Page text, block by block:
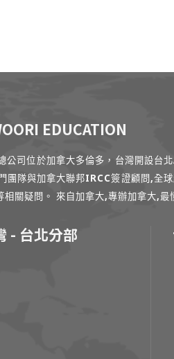
EDUCATION
公司位於加拿大多倫多，台灣開設台
團隊與加拿大聯邦IRCC簽證顧問,全
相關疑問。 來自加拿大,專辦加拿
- 台北分部